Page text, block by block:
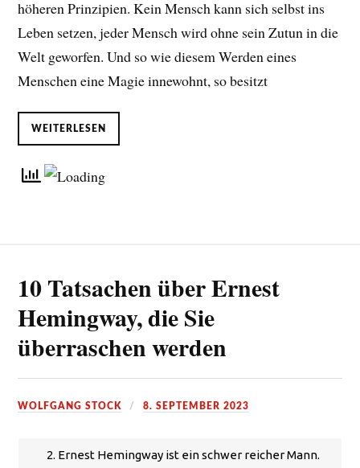
höheren Prinzipien. Kein Mensch kann sich selbst ins
Leben setzen, jeder Mensch wird ohne sein Zutun in die
Welt geworfen. Und so wie diesem Werden eines
Menschen eine Magie innewohnt, so besitzt
WEITERLESEN
10 Tatsachen über Ernest
Hemingway, die Sie
überraschen werden
WOLFGANG STOCK 8. SEPTEMBER 2023
2. Ernest Hemingway ist ein schwer reicher Mann.